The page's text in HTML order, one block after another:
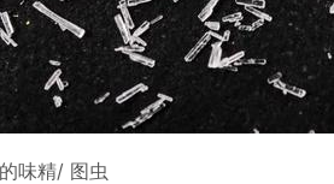
味精/ 图虫